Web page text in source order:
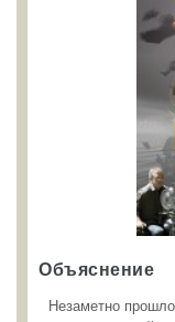
Объяснение
Незаметно